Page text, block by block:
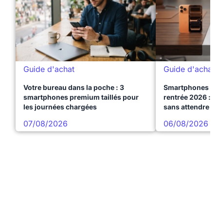
Guide d'achat
Votre bureau dans la poche : 3
smartphones premium taillés pour
les journées chargées
07/08/2026
Guide d'achat
Smartphones
rentrée 2026 :
sans attendre
06/08/2026